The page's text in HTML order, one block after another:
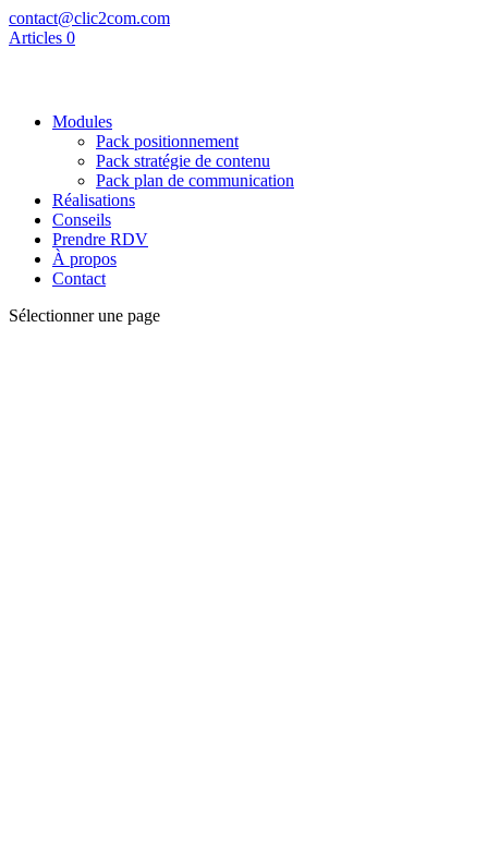
contact@clic2com.com
Articles 0
Modules
Pack positionnement
Pack stratégie de contenu
Pack plan de communication
Réalisations
Conseils
Prendre RDV
À propos
Contact
Sélectionner une page